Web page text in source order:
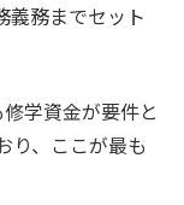
義務までセット
学資金が要件と
り、ここが最も